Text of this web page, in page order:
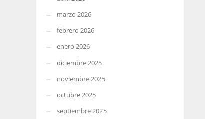
marzo 2026
febrero 2026
enero 2026
diciembre 2025
noviembre 2025
octubre 2025
septiembre 2025